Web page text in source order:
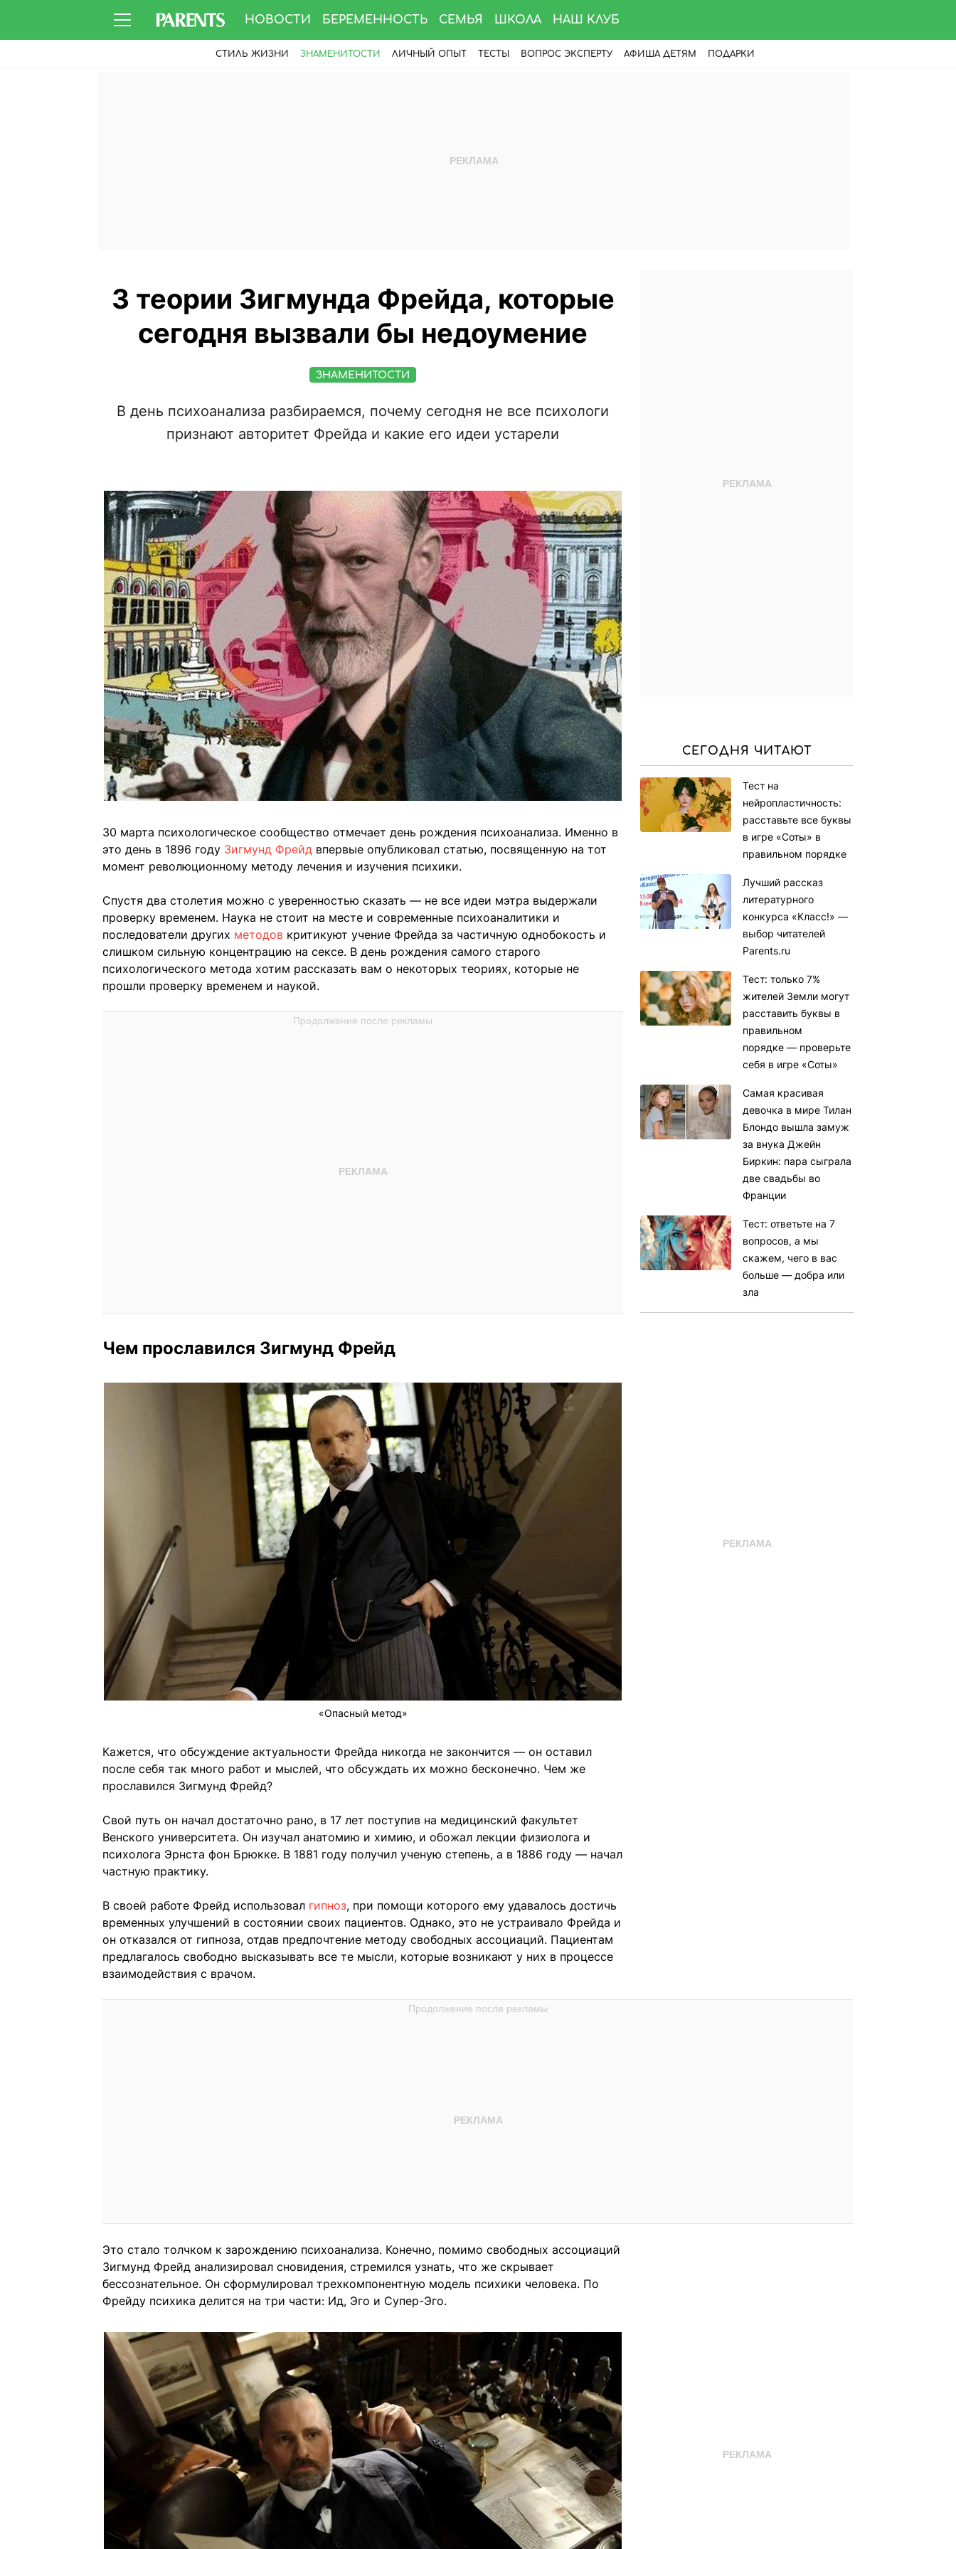
НОВОСТИ БЕРЕМЕННОСТЬ СЕМЬЯ ШКОЛА НАШ КЛУБ
СТИЛЬ ЖИЗНИ ЗНАМЕНИТОСТИ ЛИЧНЫЙ ОПЫТ ТЕСТЫ ВОПРОС ЭКСПЕРТУ АФИША ДЕТЯМ ПОДАРКИ
3 теории Зигмунда Фрейда, которые
сегодня вызвали бы недоумение
ЗНАМЕНИТОСТИ
В день психоанализа разбираемся, почему сегодня не все психологи
признают авторитет Фрейда и какие его идеи устарели
30 марта психологическое сообщество отмечает день рождения психоанализа. Именно в
это день в 1896 году Зигмунд Фрейд впервые опубликовал статью, посвященную на тот
момент революционному методу лечения и изучения психики.
Спустя два столетия можно с уверенностью сказать — не все идеи мэтра выдержали
проверку временем. Наука не стоит на месте и современные психоаналитики и
последователи других методов критикуют учение Фрейда за частичную однобокость и
слишком сильную концентрацию на сексе. В день рождения самого старого
психологического метода хотим рассказать вам о некоторых теориях, которые не
прошли проверку временем и наукой.
Чем прославился Зигмунд Фрейд
«Опасный метод»
Кажется, что обсуждение актуальности Фрейда никогда не закончится — он оставил
после себя так много работ и мыслей, что обсуждать их можно бесконечно. Чем же
прославился Зигмунд Фрейд?
Свой путь он начал достаточно рано, в 17 лет поступив на медицинский факультет
Венского университета. Он изучал анатомию и химию, и обожал лекции физиолога и
психолога Эрнста фон Брюкке. В 1881 году получил ученую степень, а в 1886 году — начал
частную практику.
В своей работе Фрейд использовал гипноз, при помощи которого ему удавалось достичь
временных улучшений в состоянии своих пациентов. Однако, это не устраивало Фрейда и
он отказался от гипноза, отдав предпочтение методу свободных ассоциаций. Пациентам
предлагалось свободно высказывать все те мысли, которые возникают у них в процессе
взаимодействия с врачом.
Это стало толчком к зарождению психоанализа. Конечно, помимо свободных ассоциаций
Зигмунд Фрейд анализировал сновидения, стремился узнать, что же скрывает
бессознательное. Он сформулировал трехкомпонентную модель психики человека. По
Фрейду психика делится на три части: Ид, Эго и Супер-Эго.
СЕГОДНЯ ЧИТАЮТ
Тест на
нейропластичность:
расставьте все буквы
в игре «Соты» в
правильном порядке
Лучший рассказ
литературного
конкурса «Класс!» —
выбор читателей
Parents.ru
Тест: только 7%
жителей Земли могут
расставить буквы в
правильном
порядке — проверьте
себя в игре «Соты»
Самая красивая
девочка в мире Тилан
Блондо вышла замуж
за внука Джейн
Биркин: пара сыграла
две свадьбы во
Франции
Тест: ответьте на 7
вопросов, а мы
скажем, чего в вас
больше — добра или
зла